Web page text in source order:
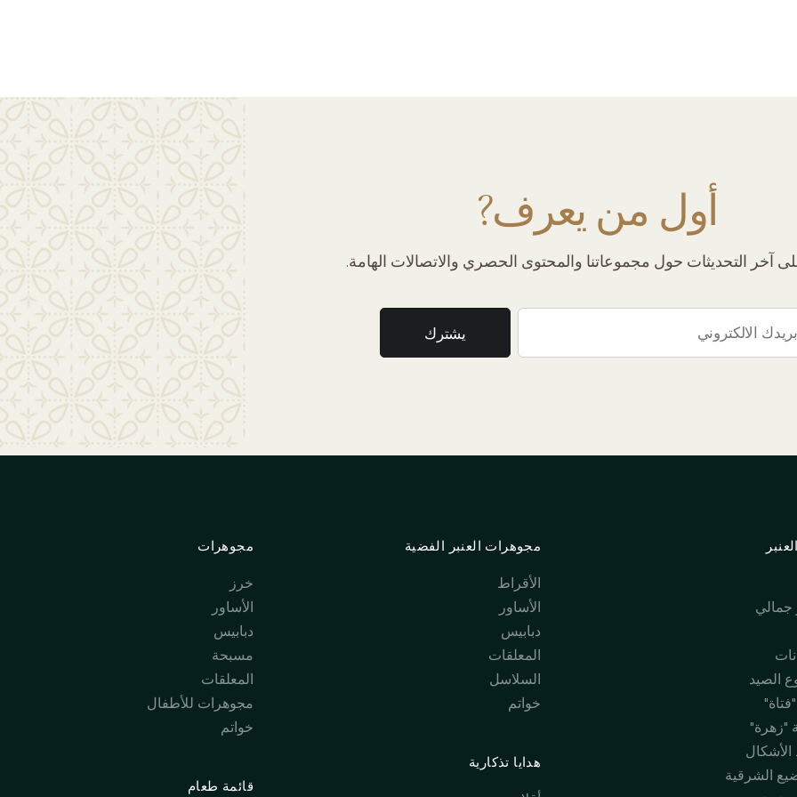
أول من يعرف?
آخر التحديثات حول مجموعاتنا والمحتوى الحصري والاتصالات الهامة.
الصيد
"زهرة"
الأشكال
الشرقية
مجوهرات العنبر الفضية
الأقراط
الأساور
دبابيس
المعلقات
السلاسل
خواتم
هدايا تذكارية
مجوهرات
خرز
الأساور
دبابيس
مسبحة
المعلقات
مجوهرات للأطفال
خواتم
قائمة طعام